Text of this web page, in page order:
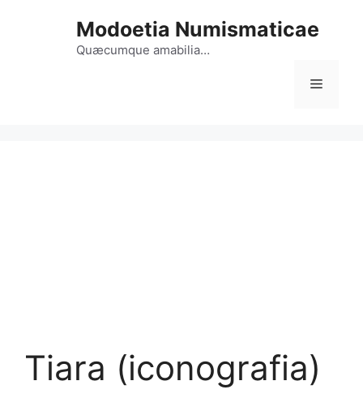
Modoetia Numismaticae
Quæcumque amabilia…
Menu
Tiara (iconografia)